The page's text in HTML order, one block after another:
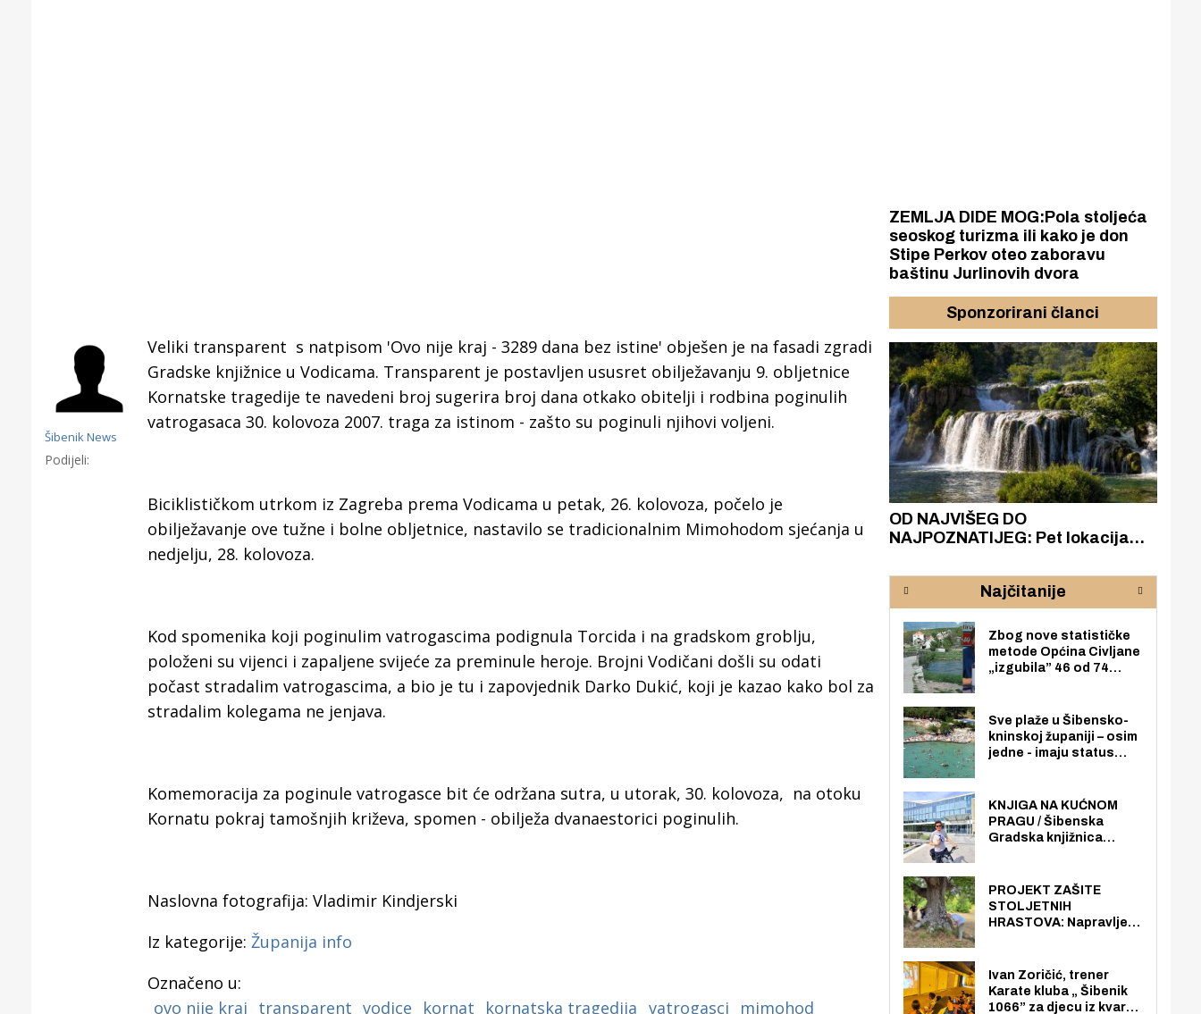
Šibenik News
Podijeli:
Veliki transparent s natpisom 'Ovo nije kraj - 3289 dana bez istine' obješen je na fasadi zgradi
Gradske knjižnice u Vodicama. Transparent je postavljen ususret obilježavanju 9. obljetnice
Kornatske tragedije te navedeni broj sugerira broj dana otkako obitelji i rodbina poginulih
vatrogasaca 30. kolovoza 2007. traga za istinom - zašto su poginuli njihovi voljeni.
Biciklističkom utrkom iz Zagreba prema Vodicama u petak, 26. kolovoza, počelo je
obilježavanje ove tužne i bolne obljetnice, nastavilo se tradicionalnim Mimohodom sjećanja u
nedjelju, 28. kolovoza.
Kod spomenika koji poginulim vatrogascima podignula Torcida i na gradskom groblju,
položeni su vijenci i zapaljene svijeće za preminule heroje. Brojni Vodičani došli su odati
počast stradalim vatrogascima, a bio je tu i zapovjednik Darko Dukić, koji je kazao kako bol za
stradalim kolegama ne jenjava.
Komemoracija za poginule vatrogasce bit će održana sutra, u utorak, 30. kolovoza, na otoku
Kornatu pokraj tamošnjih križeva, spomen - obilježa dvanaestorici poginulih.
Naslovna fotografija: Vladimir Kindjerski
Iz kategorije: Županija info
Označeno u:
ovo nije kraj transparent vodice kornat kornatska tragedija vatrogasci
mimohod
ZEMLJA DIDE MOG:Pola stoljeća
seoskog turizma ili kako je don
Stipe Perkov oteo zaboravu
baštinu Jurlinovih dvora
Sponzorirani članci
Gornji tok Krke iz prve ruke -
Otkrijte hostel Titius u
Šibenik spreman za dolazak
električnih autobusa: izgrađeno
OD NAJVIŠEG DO
NAJPOZNATIJEG: Pet lokacija
rijeke Krke
Najčitanije
Zbog nove statističke
metode Općina Civljane
„izgubila” 46 od 74
nego radno sposobnih
osoba među svojih 170
stanovnika.
Sve plaže u Šibensko-
kninskoj županiji – osim
jedne - imaju status
općoj upotrebi. Pristup
je slobodan i besplatan
za sve građane i
KNJIGA NA KUĆNOM
PRAGU / Šibenska
Gradska knjižnica
knjiga na kućnu adresu
električnim biciklom.
PROJEKT ZAŠITE
STOLJETNIH
HRASTOVA: Napravljen
Zmajevac
Ivan Zoričić, trener
Karate kluba „ Šibenik
1066” za djecu iz kvarta